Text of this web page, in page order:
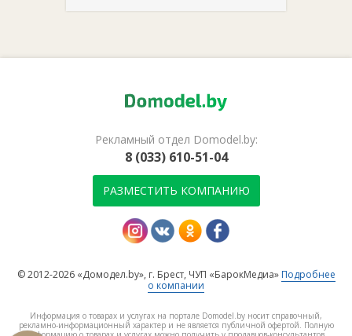
Рекламный отдел Domodel.by:
8 (033) 610-51-04
РАЗМЕСТИТЬ КОМПАНИЮ
© 2012-2026 «Домодел.by», г. Брест, ЧУП «БарокМедиа» Подробнее
о компании
Информация о товарах и услугах на портале Domodel.by носит справочный,
рекламно-информационный характер и не является публичной офертой. Полную